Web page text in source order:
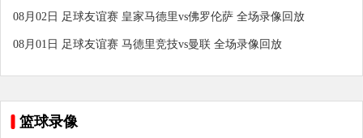
08月02日 足球友谊赛 皇家马德里vs佛罗伦萨 全场录像回放
08月01日 足球友谊赛 马德里竞技vs曼联 全场录像回放
篮球录像